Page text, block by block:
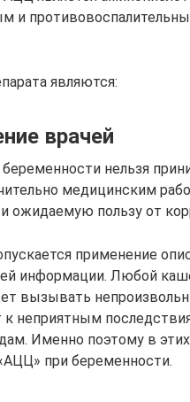
и
являются:
врачей
нельзя
медицинским
ожидаемую пользу от
применение
информации. Любой
вызывать
к неприятным
Именно поэтому в этих
при беременности.